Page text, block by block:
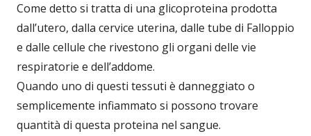
Come detto si tratta di una glicoproteina prodotta
dall’utero, dalla cervice uterina, dalle tube di Falloppio
e dalle cellule che rivestono gli organi delle vie
respiratorie e dell’addome.
Quando uno di questi tessuti è danneggiato o
semplicemente infiammato si possono trovare
quantità di questa proteina nel sangue.